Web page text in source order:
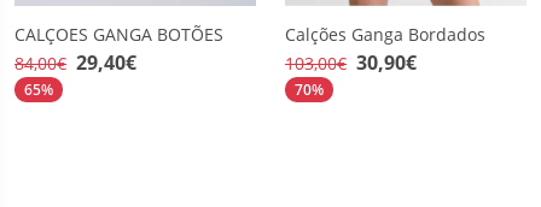
CALÇOES GANGA BOTÕES
84,00€ 29,40€
65%
Calções Ganga Bordados
103,00€ 30,90€
70%